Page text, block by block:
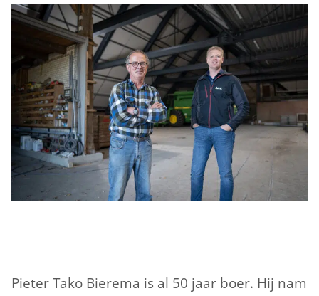
Pieter Tako Bierema is al 50 jaar boer. Hij nam